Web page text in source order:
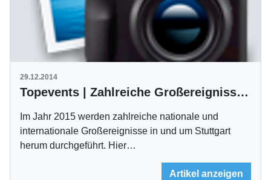
29.12.2014
Topevents | Zahlreiche Großereignisse finden 2015 statt
Im Jahr 2015 werden zahlreiche nationale und
internationale Großereignisse in und um Stuttgart
herum durchgeführt. Hier…
Artikel anzeigen